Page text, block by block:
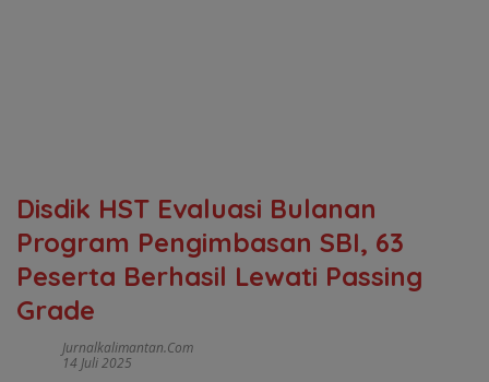
Disdik HST Evaluasi Bulanan
Program Pengimbasan SBI, 63
Peserta Berhasil Lewati Passing
Grade
Jurnalkalimantan.com
14 Juli 2025